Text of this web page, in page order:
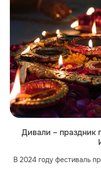
Дивали – праздник
В 2024 году фестиваль